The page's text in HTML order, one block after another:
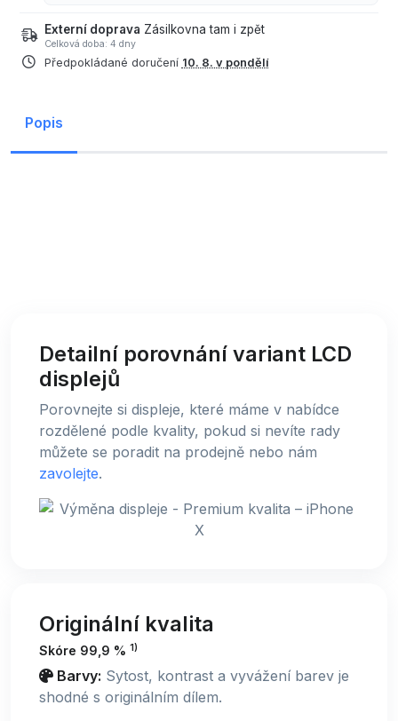
Externí doprava Zásilkovna tam i zpět
Celková doba: 4 dny
Předpokládané doručení 10. 8. v pondělí
Popis
Detailní porovnání variant LCD
displejů
Porovnejte si displeje, které máme v nabídce
rozdělené podle kvality, pokud si nevíte rady
můžete se poradit na prodejně nebo nám
zavolejte.
Originální kvalita
Skóre 99,9 % 1)
Barvy: Sytost, kontrast a vyvážení barev je
shodné s originálním dílem.